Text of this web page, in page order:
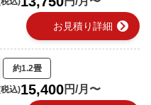
お見積り詳細 chevron_right
約1.2畳
込)15,400円/月〜